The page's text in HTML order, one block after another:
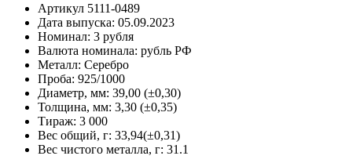
Артикул 5111-0489
Дата выпуска: 05.09.2023
Номинал: 3 рубля
Валюта номинала: рубль РФ
Металл: Серебро
Проба: 925/1000
Диаметр, мм: 39,00 (±0,30)
Толщина, мм: 3,30 (±0,35)
Тираж: 3 000
Вес общий, г: 33,94(±0,31)
Вес чистого металла, г: 31.1